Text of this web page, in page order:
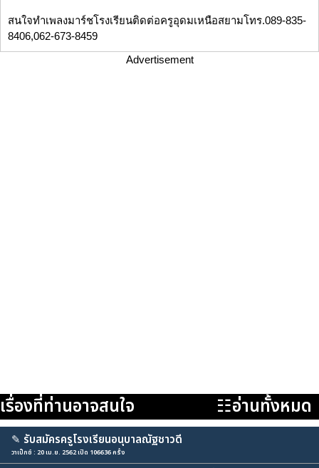
สนใจทำเพลงมาร์ชโรงเรียนติดต่อครูอุดมเหนือสยามโทร.089-835-
8406,062-673-8459
Advertisement
เรื่องที่ท่านอาจสนใจ ☷อ่านทั้งหมด
✎ รับสมัครครูโรงเรียนอนุบาลณัฐชาวดี
วาเป็กซ์ : 20 เม.ย. 2562 เปิด 106636 ครั้ง